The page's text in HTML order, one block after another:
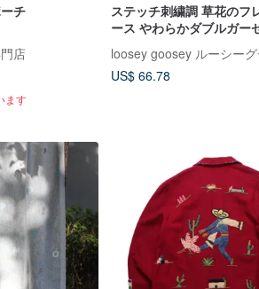
チ
店
ます
ステッチ刺繍調 草花のフ
ース やわらかダブルガー
loosey goosey ルーシー
US$ 66.78